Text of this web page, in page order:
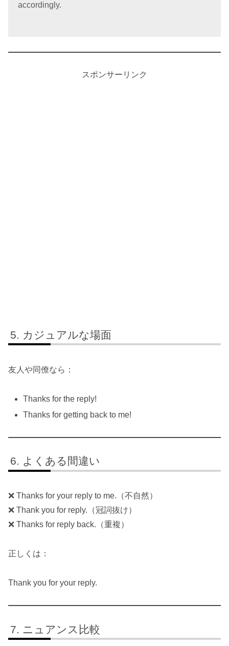
accordingly.
スポンサーリンク
カジュアルな場面
友人や同僚なら：
Thanks for the reply!
Thanks for getting back to me!
よくある間違い
❌ Thanks for your reply to me.（不自然）
❌ Thank you for reply.（冠詞抜け）
❌ Thanks for reply back.（重複）
正しくは：
Thank you for your reply.
ニュアンス比較